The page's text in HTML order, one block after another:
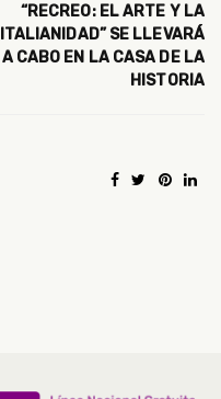
“RECREO: EL ARTE Y LA
ITALIANIDAD” SE LLEVARÁ
A CABO EN LA CASA DE LA
HISTORIA